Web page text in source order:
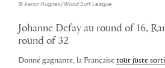
© Aaron Hughes/World Surf League
Johanne Defay au round of 16,
round of 32
Donné gagnante, la Française tout juste